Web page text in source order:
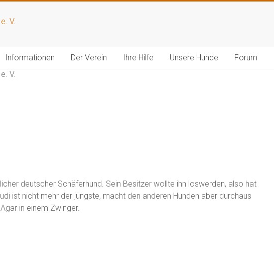
Informationen Der Verein Ihre Hilfe Unsere Hunde Forum
deutscher Schäferhund. Sein Besitzer wollte ihn loswerden, also hat
ist nicht mehr der jüngste, macht den anderen Hunden aber durchaus
in einem Zwinger.